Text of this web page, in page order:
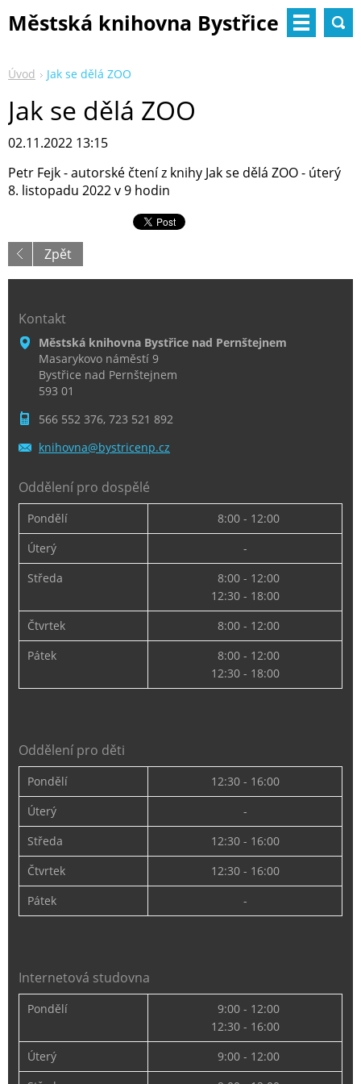
Městská knihovna Bystřice
Úvod Jak se dělá ZOO
Jak se dělá ZOO
02.11.2022 13:15
Petr Fejk - autorské čtení z knihy Jak se dělá ZOO - úterý
8. listopadu 2022 v 9 hodin
Zpět
Kontakt
Městská knihovna Bystřice nad Pernštejnem
Masarykovo náměstí 9
Bystřice nad Pernštejnem
593 01
566 552 376, 723 521 892
knihovna@bystricenp.cz
Oddělení pro dospělé
Pondělí
8:00 - 12:00
Úterý
-
Středa
8:00 - 12:00
12:30 - 18:00
Čtvrtek
8:00 - 12:00
Pátek
8:00 - 12:00
12:30 - 18:00
Oddělení pro děti
Pondělí
12:30 - 16:00
Úterý
-
Středa
12:30 - 16:00
Čtvrtek
12:30 - 16:00
Pátek
-
Internetová studovna
Pondělí
9:00 - 12:00
12:30 - 16:00
Úterý
9:00 - 12:00